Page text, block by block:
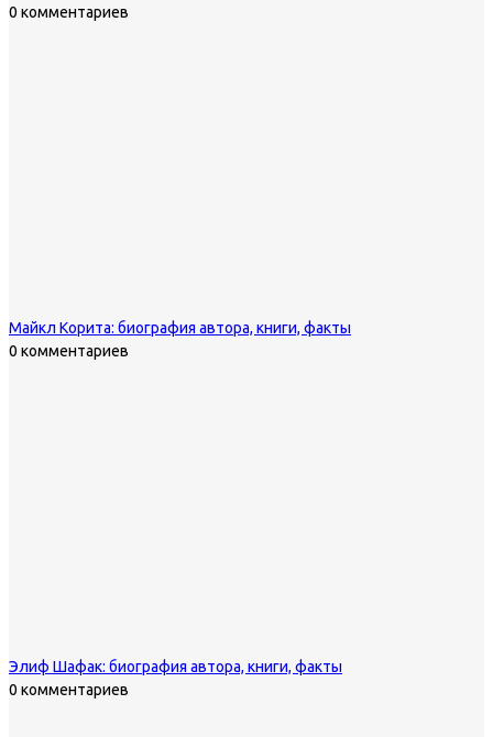
0 комментариев
Майкл Корита: биография автора, книги, факты
0 комментариев
Элиф Шафак: биография автора, книги, факты
0 комментариев